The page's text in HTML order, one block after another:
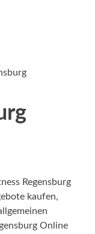
Regensburg
kaufen,
Online